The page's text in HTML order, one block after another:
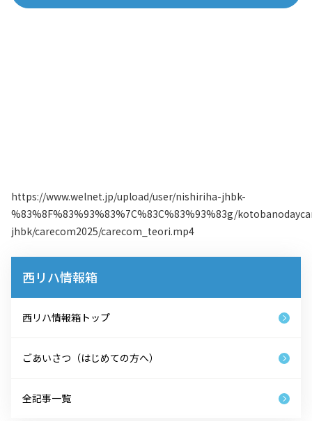
https://www.welnet.jp/upload/user/nishiriha-jhbk-
%83%8F%83%93%83%7C%83C%83%93%83g/
jhbk/carecom2025/carecom_teori.mp4
西リハ情報箱
西リハ情報箱トップ
ごあいさつ（はじめての方へ）
全記事一覧